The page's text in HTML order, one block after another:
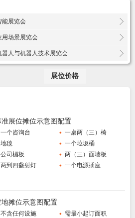
能展览会
场景展览会
人与机器人技术展览会
展位价格
准展位摊位示意图配置
一个咨询台 • 一桌两（三）椅
地毯 • 一个垃圾桶
公司楣板 • 两（三）面墙板
两到四盏射灯 • 一个电源插座
地摊位示意图配置
不含任何设施 • 需最小起订面积